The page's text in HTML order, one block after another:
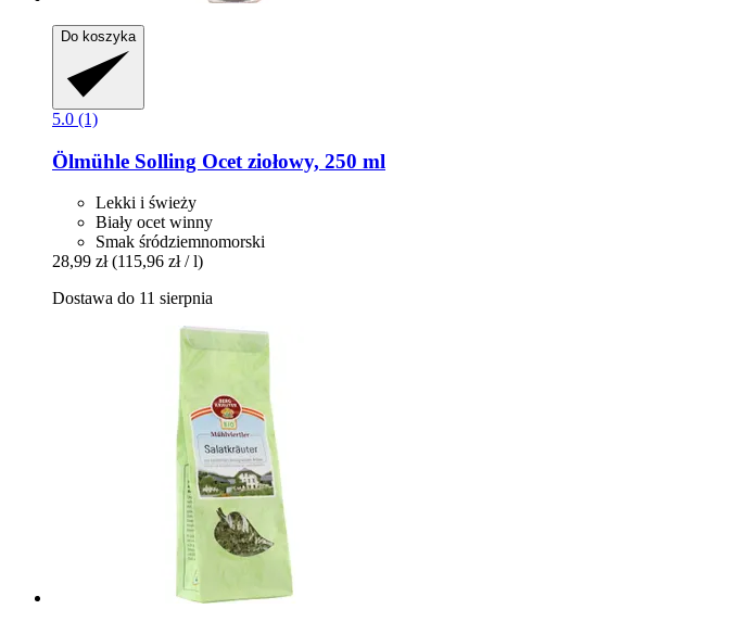
Do koszyka
5.0 (1)
Ölmühle Solling Ocet ziołowy, 250 ml
Lekki i świeży
Biały ocet winny
Smak śródziemnomorski
28,99 zł (115,96 zł / l)
Dostawa do 11 sierpnia